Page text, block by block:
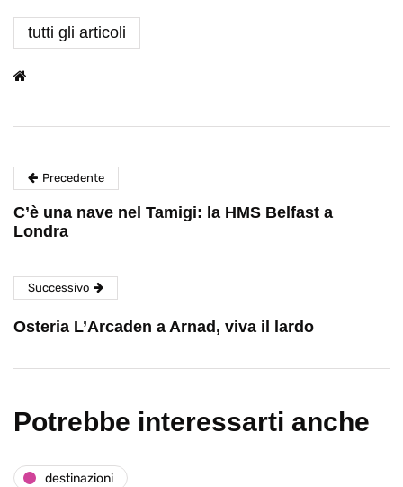
tutti gli articoli
Precedente
C’è una nave nel Tamigi: la HMS Belfast a
Londra
Successivo
Osteria L’Arcaden a Arnad, viva il lardo
Potrebbe interessarti anche
destinazioni